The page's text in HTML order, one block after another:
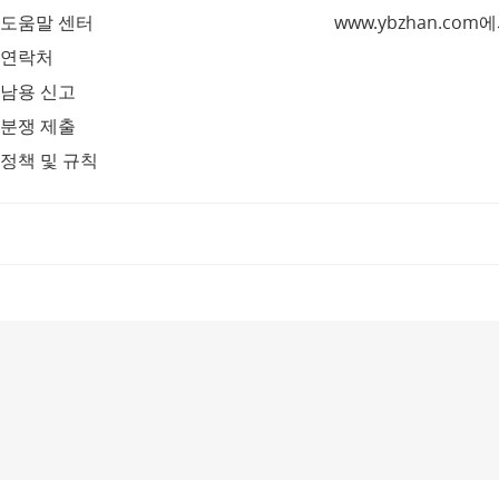
도움말 센터
연락처
남용 신고
분쟁 제출
정책 및 규칙
www.ybzhan.com